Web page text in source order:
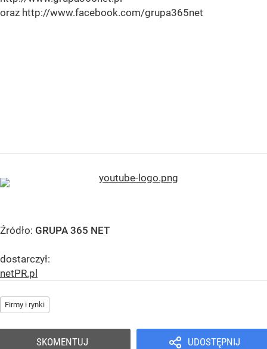
oraz http://www.facebook.com/grupa365net
Źródło: GRUPA 365 NET
dostarczył:
netPR.pl
Firmy i rynki
UDOSTĘPNIJ
SKOMENTUJ